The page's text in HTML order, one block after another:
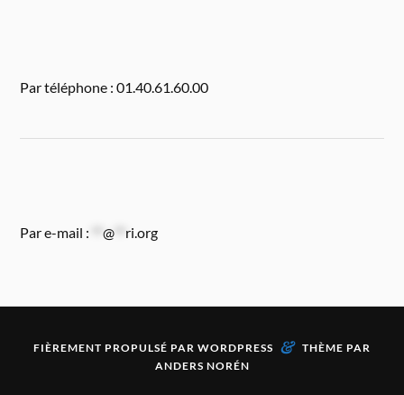
Par téléphone : 01.40.61.60.00
Par e-mail : **@ ri.org
FIÈREMENT PROPULSÉ PAR WORDPRESS & THÈME PAR
ANDERS NORÉN